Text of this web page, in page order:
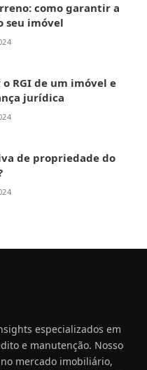
como garantir a
seu imóvel
RGI de um imóvel e
jurídica
de propriedade do
especializados em
e manutenção. Nosso
mercado imobiliário,